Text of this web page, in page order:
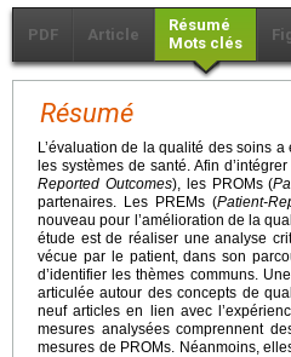
PDF Article
Résumé
Mots clés
Résumé
L’évaluation de la qualité des soins
les systèmes de santé. Afin
Reported Outcomes), les PROMs (
partenaires. Les PREMs (Patient-
nouveau pour l’amélioration de la
étude est de réaliser une analyse
vécue par le patient, dans son
d’identifier les thèmes communs.
articulée autour des concepts de
neuf articles en lien avec
mesures analysées comprennent
mesures de PROMs. Néanmoins,